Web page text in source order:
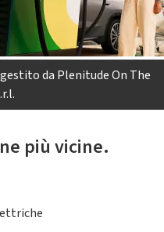
da Plenitude On The
più vicine.